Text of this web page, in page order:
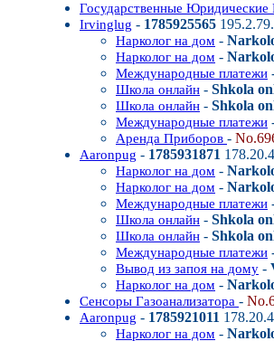
Государственные Юридические
Irvinglug - 1785925565
Нарколог на дом -
Нарколог на дом -
Международные платежи
Школа онлайн - Shkola
Школа онлайн - Shkola
Международные платежи
Аренда Приборов -
Aaronpug - 1785931871
Нарколог на дом -
Нарколог на дом -
Международные платежи
Школа онлайн - Shkola
Школа онлайн - Shkola
Международные платежи
Вывод из запоя на дому -
Нарколог на дом -
Сенсоры Газоанализатора -
Aaronpug - 1785921011
Нарколог на дом -